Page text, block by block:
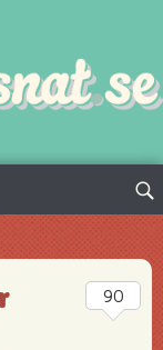
Sök
90